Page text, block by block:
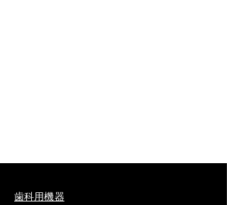
歯科用機器